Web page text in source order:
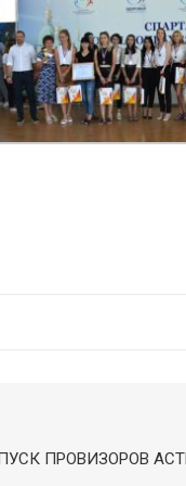
ПРОВИЗОРОВ